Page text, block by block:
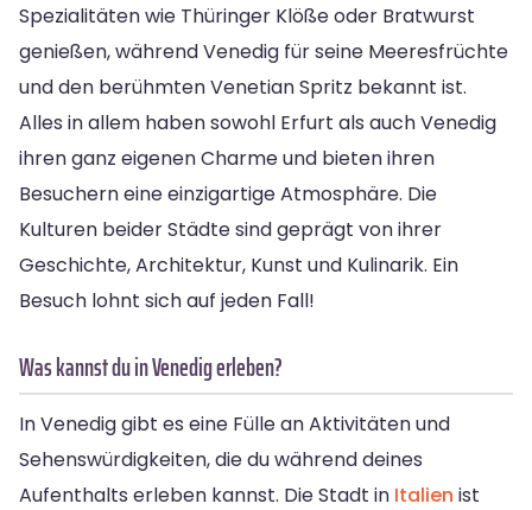
Spezialitäten wie Thüringer Klöße oder Bratwurst
genießen, während Venedig für seine Meeresfrüchte
und den berühmten Venetian Spritz bekannt ist.
Alles in allem haben sowohl Erfurt als auch Venedig
ihren ganz eigenen Charme und bieten ihren
Besuchern eine einzigartige Atmosphäre. Die
Kulturen beider Städte sind geprägt von ihrer
Geschichte, Architektur, Kunst und Kulinarik. Ein
Besuch lohnt sich auf jeden Fall!
Was kannst du in Venedig erleben?
In Venedig gibt es eine Fülle an Aktivitäten und
Sehenswürdigkeiten, die du während deines
Aufenthalts erleben kannst. Die Stadt in Italien ist